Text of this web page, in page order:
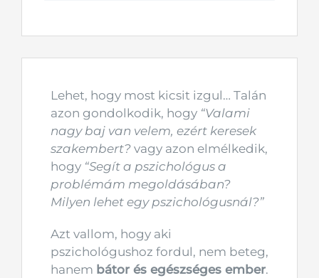
Lehet, hogy most kicsit izgul… Talán
azon gondolkodik, hogy “Valami
nagy baj van velem, ezért keresek
szakembert? vagy azon elmélkedik,
hogy“Segít a pszichológus a
problémám megoldásában?
Milyen lehet egy pszichológusnál?”
Azt vallom, hogy aki
pszichológushoz fordul, nem beteg,
hanem bátor és egészséges ember.